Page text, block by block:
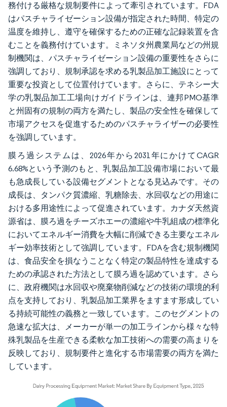
務付ける厳格な規制要件によって牽引されています。FDA
はパスチャライゼーション設備が指定された時間、特定の
温度を維持し、遵守を確保するための正確な記録装置を含
むことを義務付けています。ミネソタ州農業局などの州規
制機関は、パスチャライゼーション設備の重要性をさらに
強調しており、規制承認を求める乳製品加工施設にとって
重要な投資として位置付けています。さらに、テネシー大
学の乳製品加工工場向けガイドラインは、連邦PMO基準
と州固有の規制の両方を満たし、製品の安全性を確保して
市場アクセスを促進するためのパスチャライザーの必要性
を強調しています。
膜ろ過システムは、2026年から2031年にかけてCAGR
6.68%という予測のもと、乳製品加工設備市場において最
も急成長している設備セグメントとなる見込みです。その
成長は、タンパク質濃縮、乳糖除去、水回収などの用途に
おける多用途性によって促進されています。カナダ天然資
源省は、膜ろ過をチーズホエーの濃縮や牛乳組成の標準化
においてエネルギー消費を大幅に削減できる主要なエネル
ギー効率技術として強調しています。FDAを含む規制機関
は、食品安全を損なうことなく特定の製品特性を達成する
ための承認された方法として膜ろ過を認めています。さら
に、政府機関は水回収や廃棄物削減などの技術の環境的利
点を支持しており、乳製品加工業界をますます形成してい
る持続可能性の義務と一致しています。このセグメントの
急速な拡大は、メーカーが単一の加工ラインから様々な特
殊乳製品を生産できる柔軟な加工技術への需要の高まりを
反映しており、規制要件と進化する市場需要の両方を満た
しています。